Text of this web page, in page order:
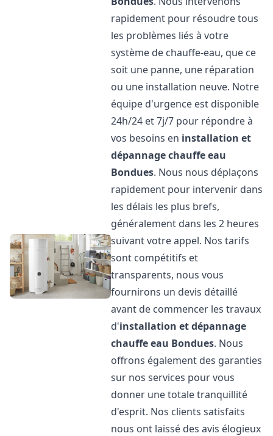
rapidement pour résoudre tous
les problèmes liés à votre
système de chauffe-eau, que ce
soit une panne, une réparation
ou une installation neuve. Notre
équipe d'urgence est disponible
24h/24 et 7j/7 pour répondre à
vos besoins en installation et
dépannage chauffe eau
Bondues. Nous nous déplaçons
rapidement pour intervenir dans
les délais les plus brefs,
généralement dans les 2 heures
suivant votre appel. Nos tarifs
sont compétitifs et
transparents, nous vous
fournirons un devis détaillé
avant de commencer les travaux
d'installation et dépannage
chauffe eau Bondues. Nous
offrons également des garanties
sur nos services pour vous
donner une totale tranquillité
d'esprit. Nos clients satisfaits
nous ont laissé des avis élogieux